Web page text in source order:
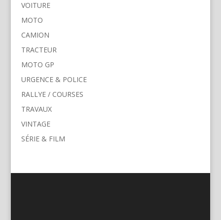
VOITURE
MOTO
CAMION
TRACTEUR
MOTO GP
URGENCE & POLICE
RALLYE / COURSES
TRAVAUX
VINTAGE
SÉRIE & FILM